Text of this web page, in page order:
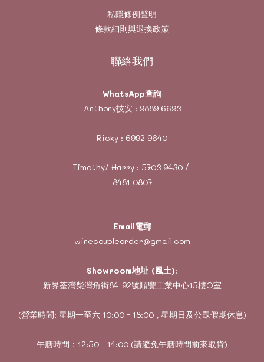
私隱條例聲明
條款細則與退換政策
聯絡我們
WhatsApp查詢
Anthony技安 : 9889 6693
Ricky : 6992 9640
Timothy/ Harry : 5703 9430/
8481 0807
Email電郵
winecoupleorder@gmail.com
Showroom地址 (風土):
新界荃灣柴灣角街84-92號順豐工業中心15樓O室
(營業時間: 星期一至六 10:00 - 18:00 , 星期日及公眾假期休息)
午膳時間：12:50 - 14:00 (請避免午膳時間前來取貨)